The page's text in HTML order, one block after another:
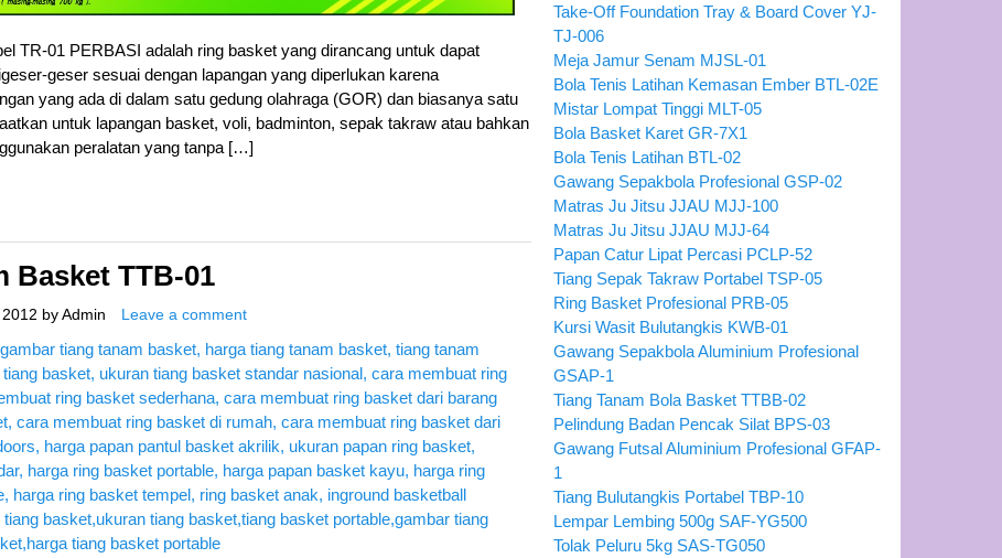
TR-01 PERBASI adalah ring basket yang dirancang untuk dapat
geser sesuai dengan lapangan yang diperlukan karena
yang ada di dalam satu gedung olahraga (GOR) dan biasanya satu
untuk lapangan basket, voli, badminton, sepak takraw atau bahkan
peralatan yang tanpa […]
Basket TTB-01
by Admin Leave a comment
Take-Off Foundation Tray & Board Cover YJ-
TJ-006
Meja Jamur Senam MJSL-01
Bola Tenis Latihan Kemasan Ember BTL-02E
Mistar Lompat Tinggi MLT-05
Bola Basket Karet GR-7X1
Bola Tenis Latihan BTL-02
Gawang Sepakbola Profesional GSP-02
Matras Ju Jitsu JJAU MJJ-100
Matras Ju Jitsu JJAU MJJ-64
Papan Catur Lipat Percasi PCLP-52
Tiang Sepak Takraw Portabel TSP-05
Ring Basket Profesional PRB-05
Kursi Wasit Bulutangkis KWB-01
Gawang Sepakbola Aluminium Profesional
GSAP-1
Tiang Tanam Bola Basket TTBB-02
Pelindung Badan Pencak Silat BPS-03
Gawang Futsal Aluminium Profesional GFAP-
1
Tiang Bulutangkis Portabel TBP-10
Lempar Lembing 500g SAF-YG500
Tolak Peluru 5kg SAS-TG050